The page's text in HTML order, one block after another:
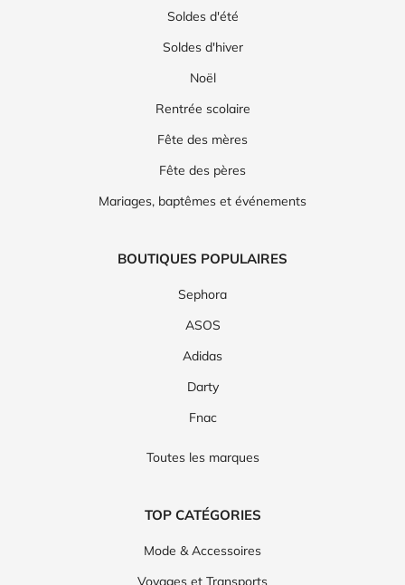
Soldes d'été
Soldes d'hiver
Noël
Rentrée scolaire
Fête des mères
Fête des pères
Mariages, baptêmes et événements
BOUTIQUES POPULAIRES
Sephora
ASOS
Adidas
Darty
Fnac
Toutes les marques
TOP CATÉGORIES
Mode & Accessoires
Voyages et Transports